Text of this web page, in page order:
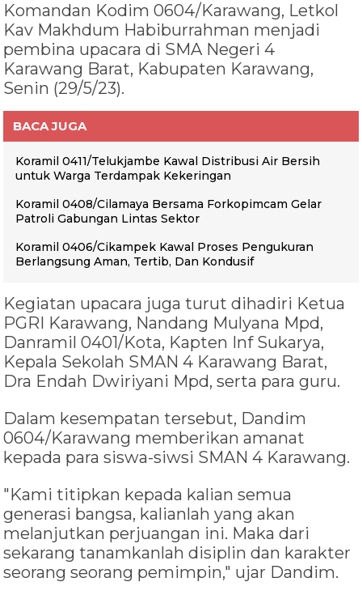
Komandan Kodim 0604/Karawang, Letkol
Kav Makhdum Habiburrahman menjadi
pembina upacara di SMA Negeri 4
Karawang Barat, Kabupaten Karawang,
Senin (29/5/23).
BACA JUGA
Koramil 0411/Telukjambe Kawal Distribusi Air Bersih
untuk Warga Terdampak Kekeringan
Koramil 0408/Cilamaya Bersama Forkopimcam Gelar
Patroli Gabungan Lintas Sektor
Koramil 0406/Cikampek Kawal Proses Pengukuran
Berlangsung Aman, Tertib, Dan Kondusif
Kegiatan upacara juga turut dihadiri Ketua
PGRI Karawang, Nandang Mulyana Mpd,
Danramil 0401/Kota, Kapten Inf Sukarya,
Kepala Sekolah SMAN 4 Karawang Barat,
Dra Endah Dwiriyani Mpd, serta para guru.
Dalam kesempatan tersebut, Dandim
0604/Karawang memberikan amanat
kepada para siswa-siwsi SMAN 4 Karawang.
"Kami titipkan kepada kalian semua
generasi bangsa, kalianlah yang akan
melanjutkan perjuangan ini. Maka dari
sekarang tanamkanlah disiplin dan karakter
seorang seorang pemimpin," ujar Dandim.